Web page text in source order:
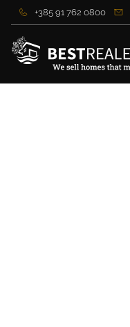
+385 91 762 0800